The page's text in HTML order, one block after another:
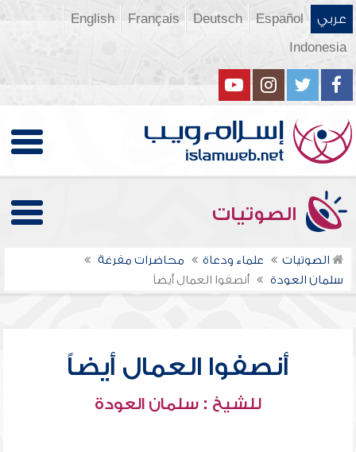
عربي Español
Deutsch
Français
English
Indonesia
الصوتيات
الصوتيات علماء ودعاة
محاضرات مفرغة
سلمان العودة
أنصفوا العمال أيضاً
أنصفوا العمال أيضاً
للشيخ : سلمان العودة